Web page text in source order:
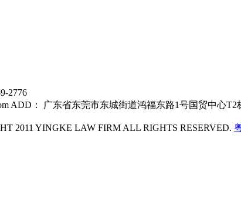
2776
ADD： 广东省东莞市东城街道鸿福东路1号国贸中心T2
2011 YINGKE LAW FIRM ALL RIGHTS RESERVED.